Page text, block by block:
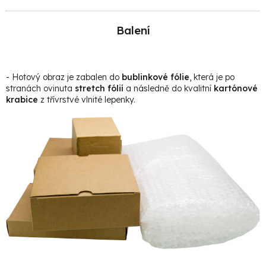
Balení
- Hotový obraz je zabalen do bublinkové fólie, která je po
stranách ovinuta stretch fólií a následně do kvalitní kartónové
krabice z třívrstvé vlnité lepenky.